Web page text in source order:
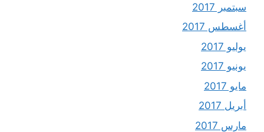
سبتمبر 2017
أغسطس 2017
يوليو 2017
يونيو 2017
مايو 2017
أبريل 2017
مارس 2017